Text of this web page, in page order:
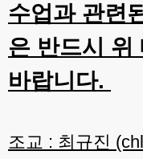
수업과 관련
은 반드시 위
바랍니다.
조교 : 최규진